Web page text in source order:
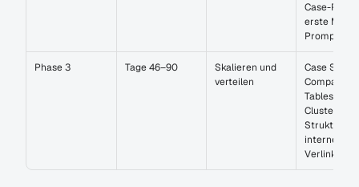
Case-
erste
Prompt-
Phase 3 Tage 46–90
Skalieren und
verteilen
Case
Comparison
Tables, ,
Cluster,
Struktur,
interne
Verlinkung